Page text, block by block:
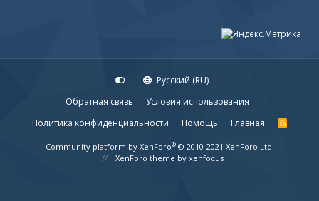
Русский (RU)
Обратная связь
Условия использования
Политика конфиденциальности
Помощь Главная
R
S
Community platform by XenForo® © 2010-2021 XenForo Ltd.
XenForo theme by xenfocus